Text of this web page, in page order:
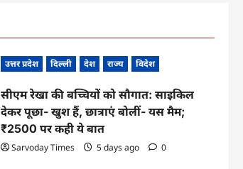
उत्तर प्रदेश दिल्ली देश राज्य विदेश
सीएम रेखा की बच्चियों को सौगात: साइकिल
देकर पूछा- खुश हैं, छात्राएं बोलीं- यस मैम;
₹2500 पर कही ये बात
Sarvoday Times 5 days ago 0